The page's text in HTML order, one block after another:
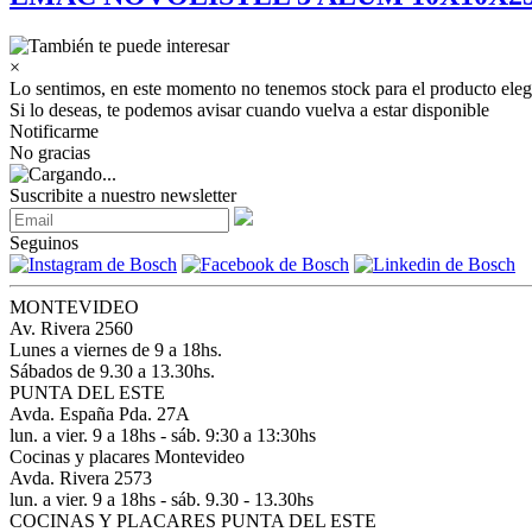
×
Lo sentimos, en este momento no tenemos stock para el producto
Si lo deseas, te podemos avisar cuando vuelva a estar disponible
Notificarme
No gracias
Suscribite a nuestro newsletter
Seguinos
MONTEVIDEO
Av. Rivera 2560
Lunes a viernes de 9 a 18hs.
Sábados de 9.30 a 13.30hs.
PUNTA DEL ESTE
Avda. España Pda. 27A
lun. a vier. 9 a 18hs - sáb. 9:30 a 13:30hs
Cocinas y placares Montevideo
Avda. Rivera 2573
lun. a vier. 9 a 18hs - sáb. 9.30 - 13.30hs
COCINAS Y PLACARES PUNTA DEL ESTE